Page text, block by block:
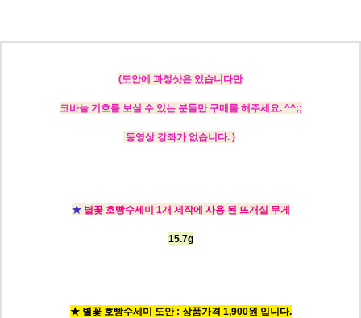
(도안에 과정샷은 있습니다만
코바늘 기호를 보실 수 있는 분들만 구매를 해주세요. ^^;;
동영상 강좌가 없습니다. )
★별꽃 호빵수세미 1개 제작에 사용 된 뜨개실 무게
15.7g
★ 별꽃 호빵수세미 도안 : 상품가격 1,900원 입니다.